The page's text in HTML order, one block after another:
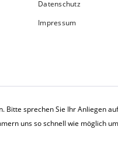
Datenschutz
Impressum
sprechen Sie Ihr Anliegen
uns so schnell wie möglich